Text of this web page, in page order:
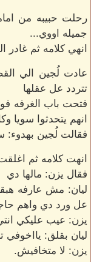
رحلت حبيبه من
جميله اووي...
انهي كلامه ثم غادر
عادت لُجين الي
تتردد عل عقلها
فتحت باب الغرفه
انهم يتحدثوا سويا
فقالت لُجين بهدوء:
انهت كلامه ثم
فقال يزن: مالها دي
ليان: مش عارفه
عل ورد دي واهم
يزن: عيب عليكي
ليان بقلق: يااخوفي
يزن: لا متخافيش.